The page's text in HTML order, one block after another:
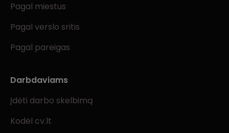
Pagal miestus
Pagal verslo sritis
Pagal pareigas
Darbdaviams
Įdėti darbo skelbimą
Kodėl cv.lt